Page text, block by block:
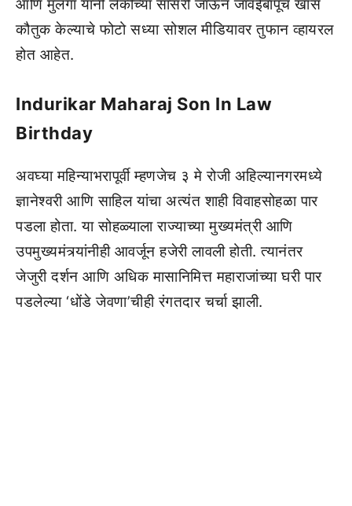
आणि मुलगा यांनी लेकीच्या सासरी जाऊन जावईबापूंचं खास
कौतुक केल्याचे फोटो सध्या सोशल मीडियावर तुफान व्हायरल
होत आहेत.
Indurikar Maharaj Son In Law
Birthday
अवघ्या महिन्याभरापूर्वी म्हणजेच ३ मे रोजी अहिल्यानगरमध्ये
ज्ञानेश्वरी आणि साहिल यांचा अत्यंत शाही विवाहसोहळा पार
पडला होता. या सोहळ्याला राज्याच्या मुख्यमंत्री आणि
उपमुख्यमंत्र्यांनीही आवर्जून हजेरी लावली होती. त्यानंतर
जेजुरी दर्शन आणि अधिक मासानिमित्त महाराजांच्या घरी पार
पडलेल्या ‘धोंडे जेवणा’चीही रंगतदार चर्चा झाली.